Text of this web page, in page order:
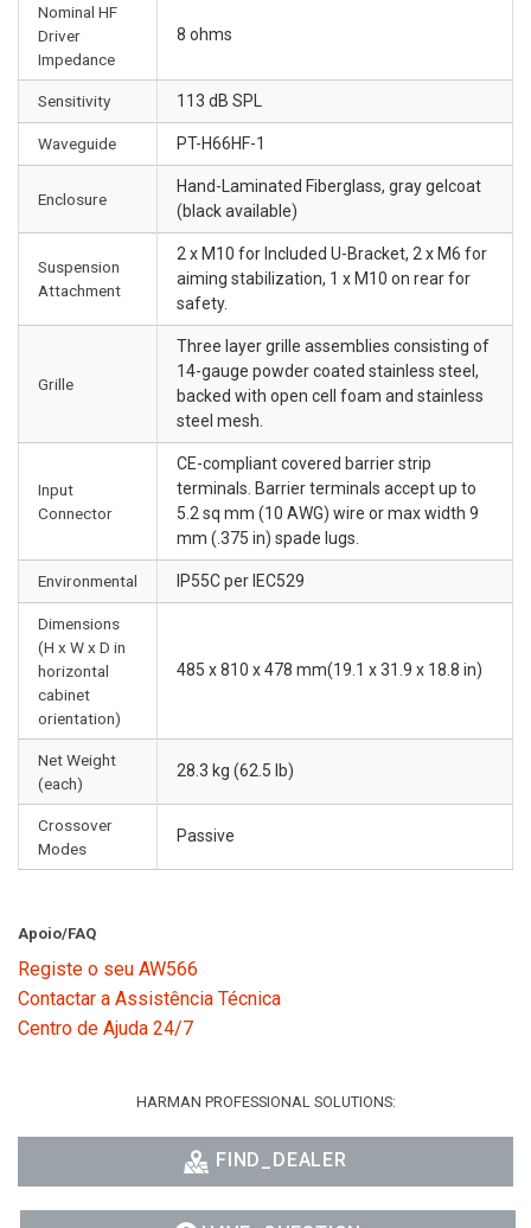
Nominal HF
Driver
Impedance
8 ohms
Sensitivity 113 dB SPL
Waveguide PT-H66HF-1
Enclosure
Hand-Laminated Fiberglass, gray gelcoat
(black available)
Suspension
Attachment
2 x M10 for Included U-Bracket, 2 x M6 for
aiming stabilization, 1 x M10 on rear for
safety.
Grille
Three layer grille assemblies consisting of
14-gauge powder coated stainless steel,
backed with open cell foam and stainless
steel mesh.
Input
Connector
CE-compliant covered barrier strip
terminals. Barrier terminals accept up to
5.2 sq mm (10 AWG) wire or max width 9
mm (.375 in) spade lugs.
Environmental IP55C per IEC529
Dimensions
(H x W x D in
horizontal
cabinet
orientation)
485 x 810 x 478 mm(19.1 x 31.9 x 18.8 in)
Net Weight
(each)
28.3 kg (62.5 lb)
Crossover
Modes
Passive
Apoio/FAQ
Registe o seu AW566
Contactar a Assistência Técnica
Centro de Ajuda 24/7
HARMAN PROFESSIONAL SOLUTIONS:
FIND_DEALER